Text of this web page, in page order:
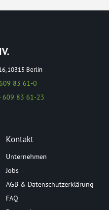
10315 Berlin
83 61-0
609 83 61-23
Kontakt
Unternehmen
Jobs
AGB & Datenschutzerklärung
FAQ